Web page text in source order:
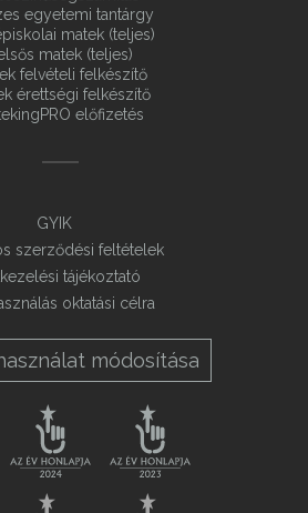
egyetemi tantárgy
matek (teljes)
matek (teljes)
felvételi felkészítő
érettségi felkészítő
előfizetés
GYIK
szerződési feltételek
tájékoztató
oktatási célra
módosítása